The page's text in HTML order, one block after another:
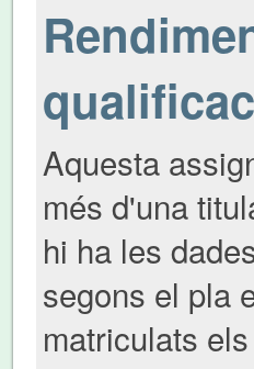
Aquesta
més d'una
hi ha les
segons el pla
matriculats